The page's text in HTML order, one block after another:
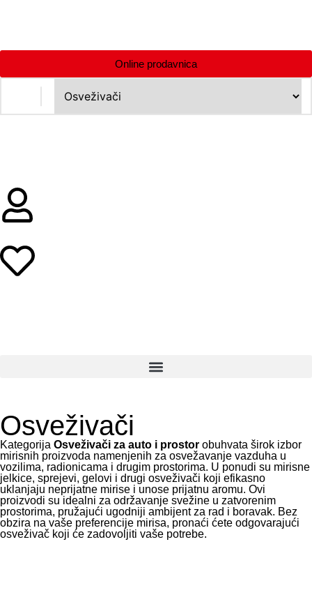
Online prodavnica
Osveživači
Kategorija Osveživači za auto i prostor obuhvata širok izbor
mirisnih proizvoda namenjenih za osvežavanje vazduha u
vozilima, radionicama i drugim prostorima. U ponudi su mirisne
jelkice, sprejevi, gelovi i drugi osveživači koji efikasno
uklanjaju neprijatne mirise i unose prijatnu aromu. Ovi
proizvodi su idealni za održavanje svežine u zatvorenim
prostorima, pružajući ugodniji ambijent za rad i boravak. Bez
obzira na vaše preferencije mirisa, pronaći ćete odgovarajući
osveživač koji će zadovoljiti vaše potrebe.